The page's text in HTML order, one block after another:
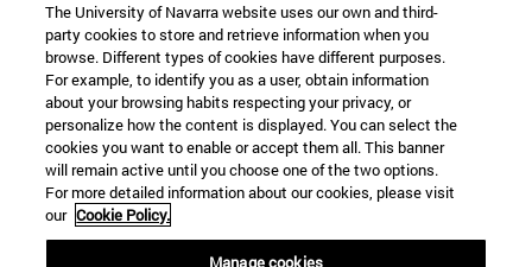
The University of Navarra website uses our own and third-
party cookies to store and retrieve information when you
browse. Different types of cookies have different purposes.
For example, to identify you as a user, obtain information
about your browsing habits respecting your privacy, or
personalize how the content is displayed. You can select the
cookies you want to enable or accept them all. This banner
will remain active until you choose one of the two options.
For more detailed information about our cookies, please visit
our Cookie Policy.
Manage cookies